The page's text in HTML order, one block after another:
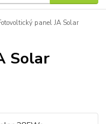
panel JA Solar
Solar